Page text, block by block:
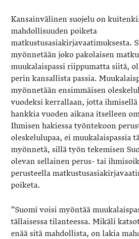
Kansainvälinen suojelu on
mahdollisuuden poiketa
matkustusasiakirjavaatimuksesta.
myönnetään joko pakolaisen
muukalaispassi riippumatta siitä,
perin kansallista passia.
myönnetään ensimmäisen
vuodeksi kerrallaan, jotta
hankkia vuoden aikana itselleen
Ihmisen hakiessa työntekoon
oleskelulupaa, ei muukalaispassia
myönnetä, sillä työn tekemisen
olevan sellainen perus- tai
perusteella
poiketa.
”Suomi voisi myöntää
tällaisessa tilanteessa. Mikäli
enää sitä mahdollista, on lakia